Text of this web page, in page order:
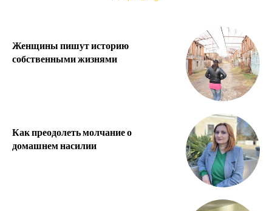
Женщины пишут историю
собственными жизнями
Как преодолеть молчание о
домашнем насилии